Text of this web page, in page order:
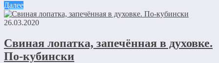
Далее
26.03.2020
Свиная лопатка, запечённая в духовке.
По-кубински